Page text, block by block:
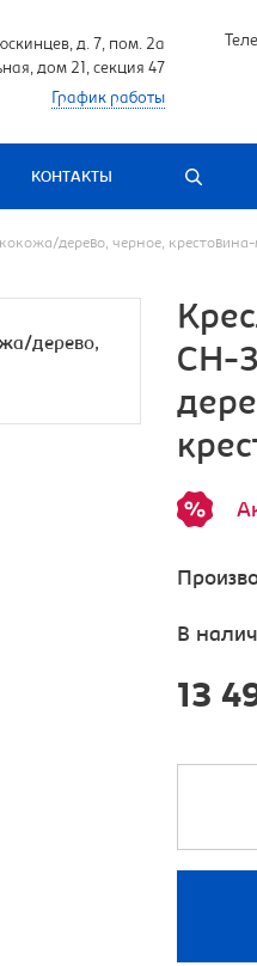
д. 7, пом. 2а
дом 21, секция 47
График работы
КОНТАКТЫ
дерево, черное,
CH-
В
13